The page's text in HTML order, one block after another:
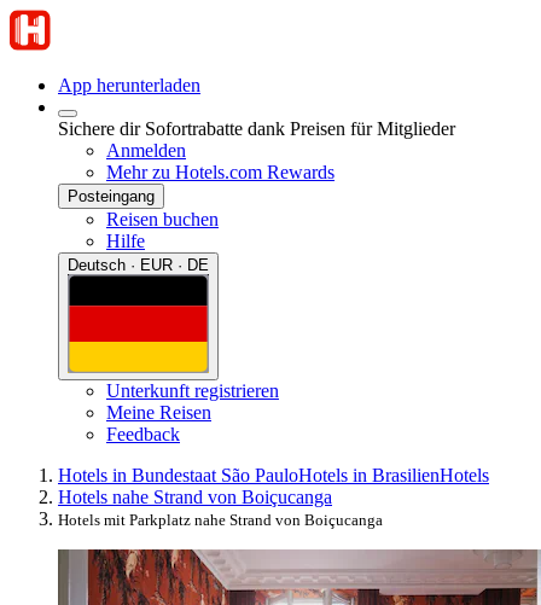
App herunterladen
Sichere dir Sofortrabatte dank Preisen für Mitglieder
Anmelden
Mehr zu Hotels.com Rewards
Posteingang
Reisen buchen
Hilfe
Deutsch · EUR · DE
Unterkunft registrieren
Meine Reisen
Feedback
Hotels in Bundestaat São PauloHotels in BrasilienHotels
Hotels nahe Strand von Boiçucanga
Hotels mit Parkplatz nahe Strand von Boiçucanga